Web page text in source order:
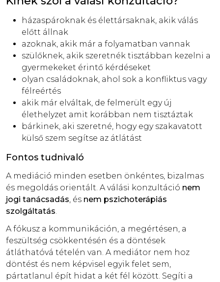
házaspároknak és élettársaknak, akik válás
előtt állnak
azoknak, akik már a folyamatban vannak
szülőknek, akik szeretnék tisztábban kezelni a
gyermekeket érintő kérdéseket
olyan családoknak, ahol sok a konfliktus vagy
félreértés
akik már elváltak, de felmerült egy új
élethelyzet amit korábban nem tisztáztak
bárkinek, aki szeretné, hogy egy szakavatott
külső szem segítse az átlátást
Fontos tudnivaló
A mediáció minden esetben önkéntes, bizalmas
és megoldás orientált. A válási konzultáció nem
jogi tanácsadás , és nem pszichoterápiás
szolgáltatás
A fókusz a kommunikáción, a megértésen, a
feszültség csökkentésén és a döntések
átláthatóvá tételén van. A mediátor nem hoz
döntést és nem képvisel egyik felet sem,
pártatlanul épít hidat a két fél között. Segíti a